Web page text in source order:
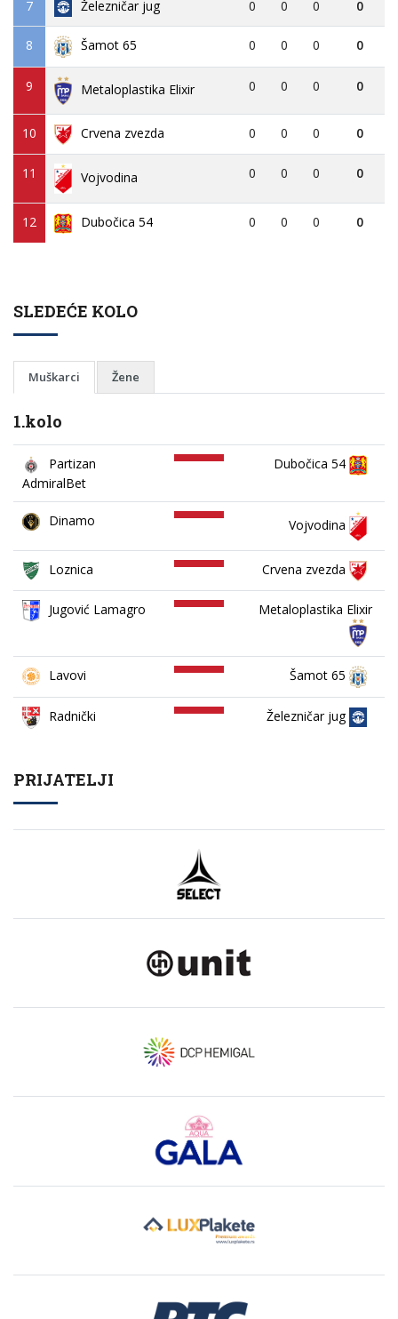
7 Železničar jug 0 0 0 0
8 Šamot 65 0 0 0 0
9 Metaloplastika Elixir 0 0 0 0
10 Crvena zvezda 0 0 0 0
11 Vojvodina 0 0 0 0
12 Dubočica 54 0 0 0 0
SLEDEĆE KOLO
Muškarci Žene
1.kolo
Partizan
AdmiralBet
Dubočica 54
Dinamo Vojvodina
Loznica Crvena zvezda
Jugović Lamagro Metaloplastika Elixir
Lavovi Šamot 65
Radnički Železničar jug
PRIJATELJI